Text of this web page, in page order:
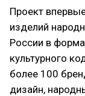
Проект
изделий
России в
культурного
более 100
дизайн,